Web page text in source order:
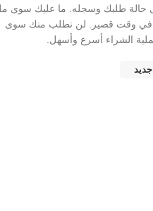
حالة طلبك وسجله. ما عليك سوى
في وقت قصير. لن نطلب منك سوى
الشراء أسرع وأسهل.